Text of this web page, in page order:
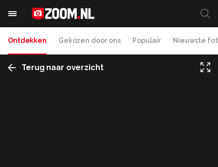
Ontdekken Gekozen door ons Populair Nieuwste
Terug naar overzicht